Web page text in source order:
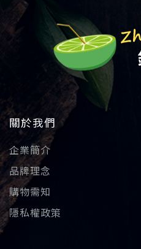
關於我們
企業簡介
品牌理念
購物需知
隱私權政策